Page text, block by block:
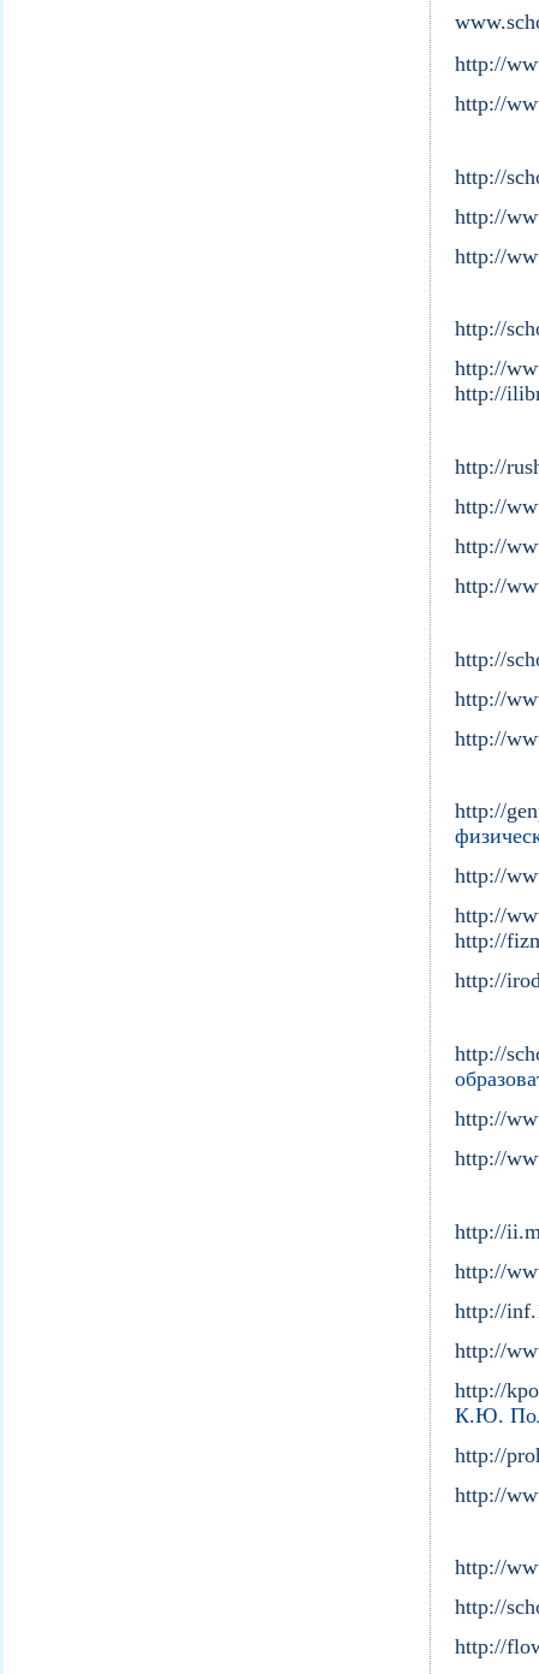
http://
http://
http://
http://
http://
http://
http://
http://
http://
http://
http://
http://
http://
http://
http://
http://
http://
http://
http://
http://
http://
http://
http://
http://
http://
http://
http://
http://
К.Ю.
http://
http://
http://
http://
http://